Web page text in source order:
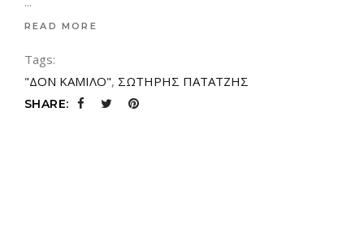
READ MORE
Tags:
"ΔΟΝ ΚΑΜΙΛΟ", ΣΩΤΗΡΗΣ ΠΑΤΑΤΖΗΣ
SHARE: